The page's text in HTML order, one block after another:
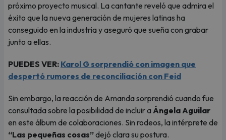
próximo proyecto musical. La cantante reveló que admira el
éxito que la nueva generación de mujeres latinas ha
conseguido en la industria y aseguró que sueña con grabar
junto a ellas.
PUEDES VER: Karol G sorprendió con imagen que
despertó rumores de reconciliación con Feid
Sin embargo, la reacción de Amanda sorprendió cuando fue
consultada sobre la posibilidad de incluir aÁngela Aguilar
en este álbum de colaboraciones. Sin rodeos, la intérprete de
“Las pequeñas cosas”dejó clara su postura.